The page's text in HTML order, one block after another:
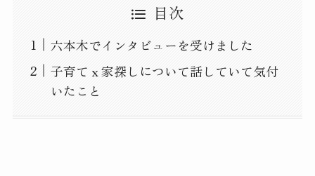
目次
六本木でインタビューを受けました
子育てｘ家探しについて話していて気付
いたこと